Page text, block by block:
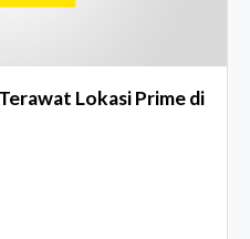
Lokasi Prime di